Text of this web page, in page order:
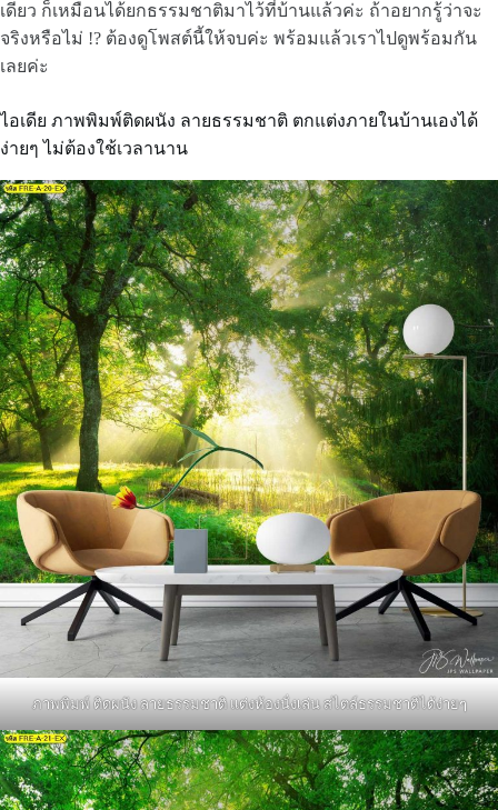
เดียว ก็เหมือนได้ยกธรรมชาติมาไว้ที่บ้านแล้วค่ะ ถ้าอยากรู้ว่าจะ
จริงหรือไม่ !? ต้องดูโพสต์นี้ให้จบค่ะ พร้อมแล้วเราไปดูพร้อมกัน
เลยค่ะ
ไอเดีย ภาพพิมพ์ติดผนัง ลายธรรมชาติ ตกแต่งภายในบ้านเองได้
ง่ายๆ ไม่ต้องใช้เวลานาน
ภาพพิมพ์ ติดผนัง ลายธรรมชาติ แต่งห้องนั่งเล่น สไตล์ธรรมชาติได้ง่ายๆ